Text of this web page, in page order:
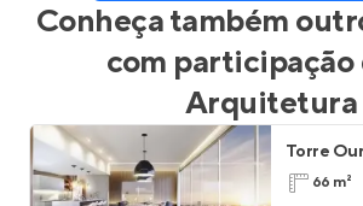
Conheça também
com
Arquitetura
Torre
66 m²